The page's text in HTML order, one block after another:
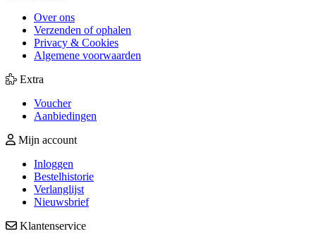
Over ons
Verzenden of ophalen
Privacy & Cookies
Algemene voorwaarden
Extra
Voucher
Aanbiedingen
Mijn account
Inloggen
Bestelhistorie
Verlanglijst
Nieuwsbrief
Klantenservice